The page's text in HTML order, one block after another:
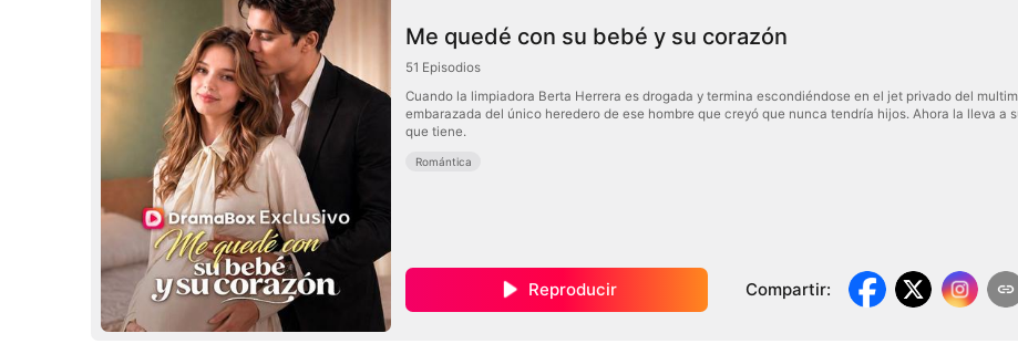
Me quedé con su bebé y su corazón
51 Episodios
Cuando la limpiadora Berta Herrera es drogada y termina escondiéndose en el jet privado del
embarazada del único heredero de ese hombre que creyó que nunca tendría hijos. Ahora la lleva a
que tiene.
Romántica
Reproducir Compartir: